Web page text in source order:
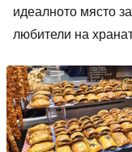
идеалното място
любители на